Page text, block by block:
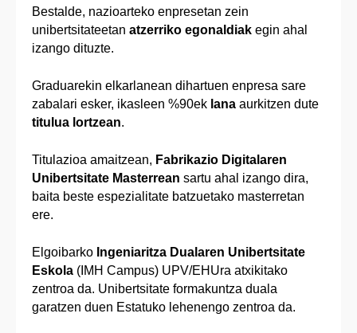
Bestalde, nazioarteko enpresetan zein
unibertsitateetan atzerriko egonaldiak egin ahal
izango dituzte.
Graduarekin elkarlanean dihartuen enpresa sare
zabalari esker, ikasleen %90ek lana aurkitzen dute
titulua lortzean.
Titulazioa amaitzean, Fabrikazio Digitalaren
Unibertsitate Masterrean sartu ahal izango dira,
baita beste espezialitate batzuetako masterretan
ere.
Elgoibarko Ingeniaritza Dualaren Unibertsitate
Eskola (IMH Campus) UPV/EHUra atxikitako
zentroa da. Unibertsitate formakuntza duala
garatzen duen Estatuko lehenengo zentroa da.